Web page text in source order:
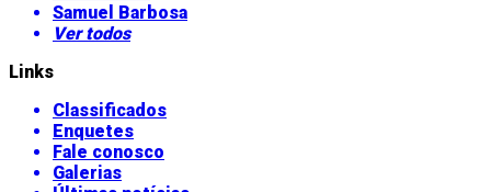
Samuel Barbosa
Ver todos
Links
Classificados
Enquetes
Fale conosco
Galerias